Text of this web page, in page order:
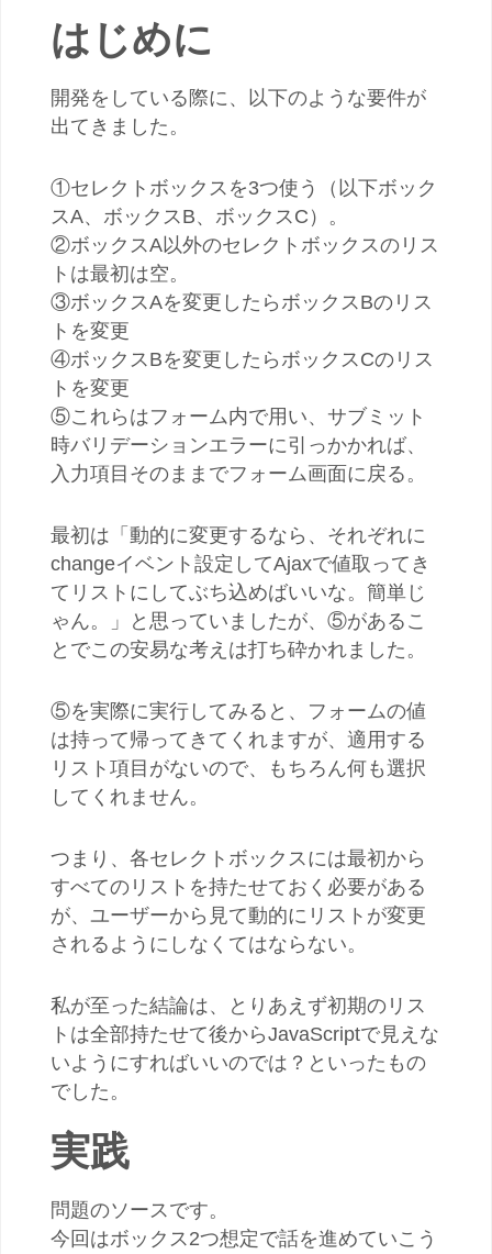
はじめに
開発をしている際に、以下のような要件が
出てきました。
①セレクトボックスを3つ使う（以下ボック
スA、ボックスB、ボックスC）。
②ボックスA以外のセレクトボックスのリス
トは最初は空。
③ボックスAを変更したらボックスBのリス
トを変更
④ボックスBを変更したらボックスCのリス
トを変更
⑤これらはフォーム内で用い、サブミット
時バリデーションエラーに引っかかれば、
入力項目そのままでフォーム画面に戻る。
最初は「動的に変更するなら、それぞれに
changeイベント設定してAjaxで値取ってき
てリストにしてぶち込めばいいな。簡単じ
ゃん。」と思っていましたが、⑤があるこ
とでこの安易な考えは打ち砕かれました。
⑤を実際に実行してみると、フォームの値
は持って帰ってきてくれますが、適用する
リスト項目がないので、もちろん何も選択
してくれません。
つまり、各セレクトボックスには最初から
すべてのリストを持たせておく必要がある
が、ユーザーから見て動的にリストが変更
されるようにしなくてはならない。
私が至った結論は、とりあえず初期のリス
トは全部持たせて後からJavaScriptで見えな
いようにすればいいのでは？といったもの
でした。
実践
問題のソースです。
今回はボックス2つ想定で話を進めていこう